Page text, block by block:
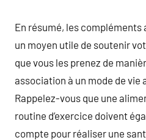
En résumé, les
un moyen utile de soutenir
que vous les prenez de
association à un mode de
Rappelez-vous que une
routine d’exercice doivent
compte pour réaliser une